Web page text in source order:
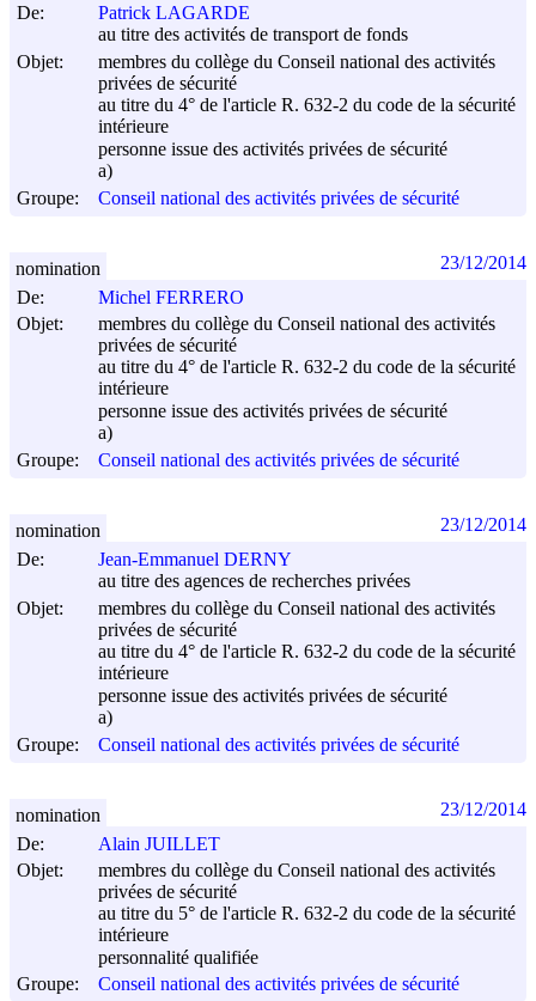
De:
Patrick LAGARDE
au titre des activités de transport de fonds
Objet:
membres du collège du Conseil national des activités
privées de sécurité
au titre du 4° de l'article R. 632-2 du code de la sécurité
intérieure
personne issue des activités privées de sécurité
a)
Groupe:
Conseil national des activités privées de sécurité
De:
Michel FERRERO
Objet:
membres du collège du Conseil national des activités
privées de sécurité
au titre du 4° de l'article R. 632-2 du code de la sécurité
intérieure
personne issue des activités privées de sécurité
a)
Groupe:
Conseil national des activités privées de sécurité
nomination 23/12/2014
De:
Jean-Emmanuel DERNY
au titre des agences de recherches privées
Objet:
membres du collège du Conseil national des activités
privées de sécurité
au titre du 4° de l'article R. 632-2 du code de la sécurité
intérieure
personne issue des activités privées de sécurité
a)
Groupe:
Conseil national des activités privées de sécurité
nomination 23/12/2014
De:
Alain JUILLET
Objet:
membres du collège du Conseil national des activités
privées de sécurité
au titre du 5° de l'article R. 632-2 du code de la sécurité
intérieure
personnalité qualifiée
Groupe:
Conseil national des activités privées de sécurité
nomination 23/12/2014